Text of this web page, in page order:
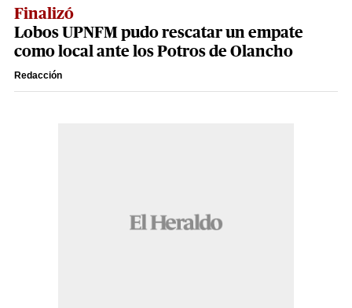
Finalizó
Lobos UPNFM pudo rescatar un empate
como local ante los Potros de Olancho
Redacción